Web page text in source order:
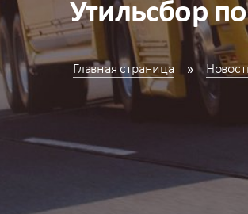
Утильсбор
Главная страница